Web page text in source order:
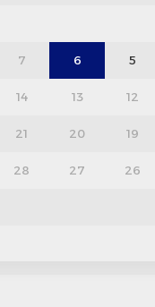
5
6
7
12
13
14
19
20
21
26
27
28